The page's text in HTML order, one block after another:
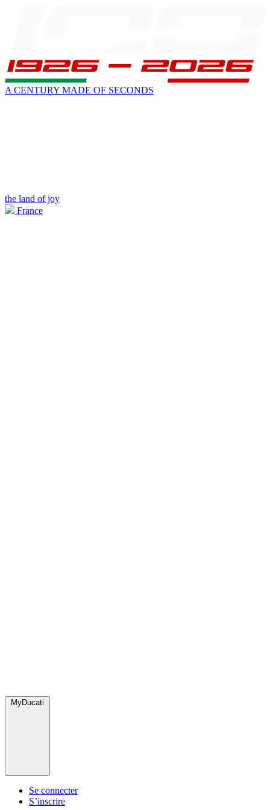
A CENTURY MADE OF SECONDS
the land of joy
France
MyDucati
Se connecter
S’inscrire